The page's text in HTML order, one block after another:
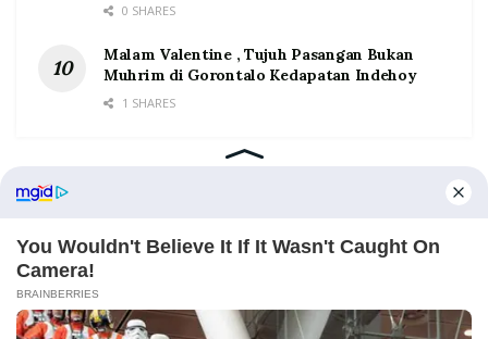
0 SHARES
Malam Valentine , Tujuh Pasangan Bukan
Muhrim di Gorontalo Kedapatan Indehoy
1 SHARES
Home Tentang Kontak Redaksi Pedoman Media Siber